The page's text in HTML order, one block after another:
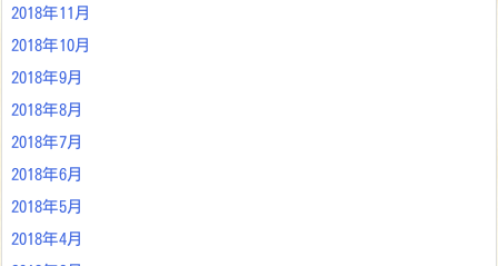
2018年11月
2018年10月
2018年9月
2018年8月
2018年7月
2018年6月
2018年5月
2018年4月